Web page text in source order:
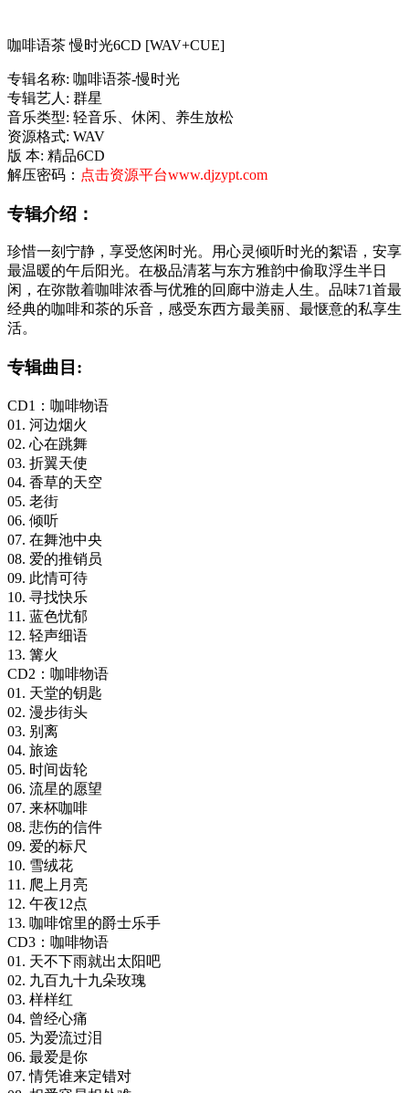
咖啡语茶 慢时光6CD [WAV+CUE]
专辑名称: 咖啡语茶-慢时光
专辑艺人: 群星
音乐类型: 轻音乐、休闲、养生放松
资源格式: WAV
版 本: 精品6CD
解压密码： 点击资源平台www.djzypt.com
专辑介绍：
珍惜一刻宁静，享受悠闲时光。用心灵倾听时光的絮语，安享
最温暖的午后阳光。在极品清茗与东方雅韵中偷取浮生半日
闲，在弥散着咖啡浓香与优雅的回廊中游走人生。品味71首最
经典的咖啡和茶的乐音，感受东西方最美丽、最惬意的私享生
活。
专辑曲目:
CD1：咖啡物语
01. 河边烟火
02. 心在跳舞
03. 折翼天使
04. 香草的天空
05. 老街
06. 倾听
07. 在舞池中央
08. 爱的推销员
09. 此情可待
10. 寻找快乐
11. 蓝色忧郁
12. 轻声细语
13. 篝火
CD2：咖啡物语
01. 天堂的钥匙
02. 漫步街头
03. 别离
04. 旅途
05. 时间齿轮
06. 流星的愿望
07. 来杯咖啡
08. 悲伤的信件
09. 爱的标尺
10. 雪绒花
11. 爬上月亮
12. 午夜12点
13. 咖啡馆里的爵士乐手
CD3：咖啡物语
01. 天不下雨就出太阳吧
02. 九百九十九朵玫瑰
03. 样样红
04. 曾经心痛
05. 为爱流过泪
06. 最爱是你
07. 情凭谁来定错对